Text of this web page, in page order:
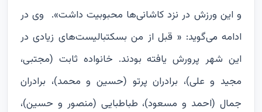
و این ورزش در نزد کاشانی‌ها محبوبیت داشت». وی در
ادامه می‌گوید: « قبل از من بسکتبالیست‌های زیادی در
این شهر پرورش یافته بودند. خانواده‌ ثابت (مجتبی،
مجید و علی)، برادران پرتو (حسین و محمد)، برادران
جمال (احمد و مسعود)، طباطبایی (منصور و حسین)،